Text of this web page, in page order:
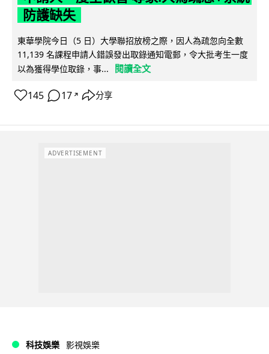
防護缺失
東華學院今日（5 日）大學聯招放榜之際，因人為疏忽向全數
11,139 名課程申請人錯誤發出取錄通知電郵，令大批考生一度
以為獲得學位取錄，事...
閱讀全文
145 17 ↗ 分享
ADVERTISEMENT
科技娛樂 影視娛樂